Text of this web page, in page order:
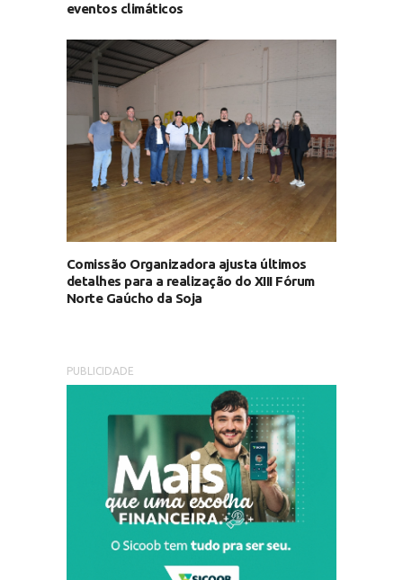
eventos climáticos
Comissão Organizadora ajusta últimos
detalhes para a realização do XIII Fórum
Norte Gaúcho da Soja
PUBLICIDADE